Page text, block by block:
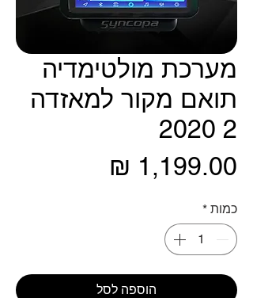
מערכת מולטימדיה
תואם מקור למאזדה
2 2020
כמות *
הוספה לסל